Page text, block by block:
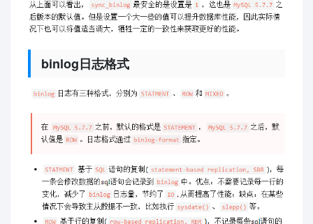
binlog日志格式